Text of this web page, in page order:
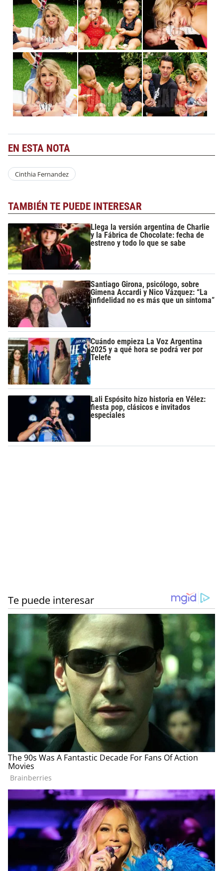
EN ESTA NOTA
Cinthia Fernandez
TAMBIÉN TE PUEDE INTERESAR
Llega la versión argentina de Charlie
y la Fábrica de Chocolate: fecha de
estreno y todo lo que se sabe
Santiago Girona, psicólogo, sobre
Gimena Accardi y Nico Vázquez: “La
infidelidad no es más que un síntoma”
Cuándo empieza La Voz Argentina
2025 y a qué hora se podrá ver por
Telefe
Lali Espósito hizo historia en Vélez:
fiesta pop, clásicos e invitados
especiales